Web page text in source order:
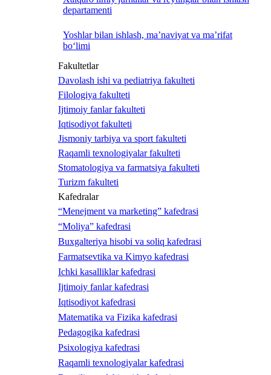
departamenti
Yoshlar bilan ishlash, ma’naviyat va ma’rifat
bo‘limi
Fakultetlar
Davolash ishi va pediatriya fakulteti
Filologiya fakulteti
Ijtimoiy fanlar fakulteti
Iqtisodiyot fakulteti
Jismoniy tarbiya va sport fakulteti
Raqamli texnologiyalar fakulteti
Stomatologiya va farmatsiya fakulteti
Turizm fakulteti
Kafedralar
“Menejment va marketing” kafedrasi
“Moliya” kafedrasi
Buxgalteriya hisobi va soliq kafedrasi
Farmatsevtika va Kimyo kafedrasi
Ichki kasalliklar kafedrasi
Ijtimoiy fanlar kafedrasi
Iqtisodiyot kafedrasi
Matematika va Fizika kafedrasi
Pedagogika kafedrasi
Psixologiya kafedrasi
Raqamli texnologiyalar kafedrasi